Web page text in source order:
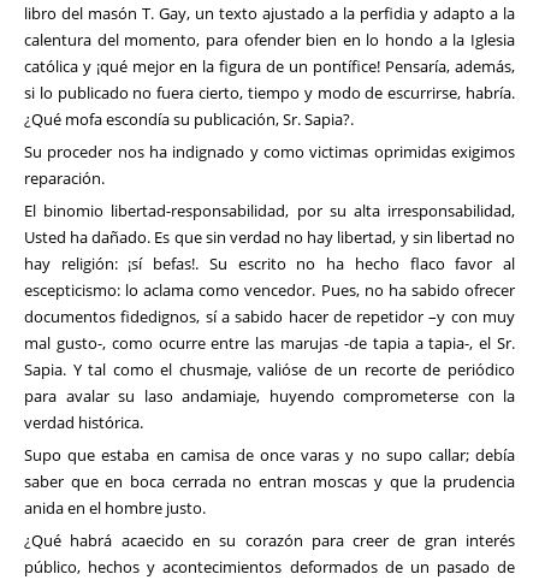
libro del masón T. Gay, un texto ajustado a la perfidia y adapto a la
calentura del momento, para ofender bien en lo hondo a la Iglesia
católica y ¡qué mejor en la figura de un pontífice! Pensaría, además,
si lo publicado no fuera cierto, tiempo y modo de escurrirse, habría.
¿Qué mofa escondía su publicación, Sr. Sapia?.
Su proceder nos ha indignado y como victimas oprimidas exigimos
reparación.
El binomio libertad-responsabilidad, por su alta irresponsabilidad,
Usted ha dañado. Es que sin verdad no hay libertad, y sin libertad no
hay religión: ¡sí befas!. Su escrito no ha hecho flaco favor al
escepticismo: lo aclama como vencedor. Pues, no ha sabido ofrecer
documentos fidedignos, sí a sabido hacer de repetidor –y con muy
mal gusto-, como ocurre entre las marujas -de tapia a tapia-, el Sr.
Sapia. Y tal como el chusmaje, valióse de un recorte de periódico
para avalar su laso andamiaje, huyendo comprometerse con la
verdad histórica.
Supo que estaba en camisa de once varas y no supo callar; debía
saber que en boca cerrada no entran moscas y que la prudencia
anida en el hombre justo.
¿Qué habrá acaecido en su corazón para creer de gran interés
público, hechos y acontecimientos deformados de un pasado de